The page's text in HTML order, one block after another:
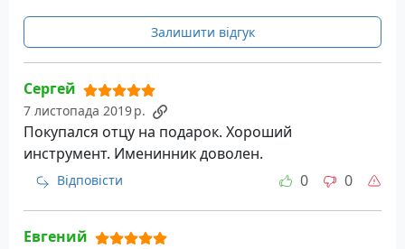
Залишити відгук
Сергей
7 листопада 2019 р.
Покупался отцу на подарок. Хороший
инструмент. Именинник доволен.
Відповісти 0 0
Евгений